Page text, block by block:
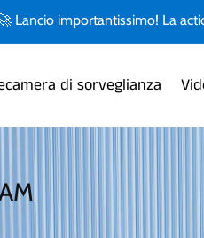
Lancio importantissimo! La
di sorveglianza